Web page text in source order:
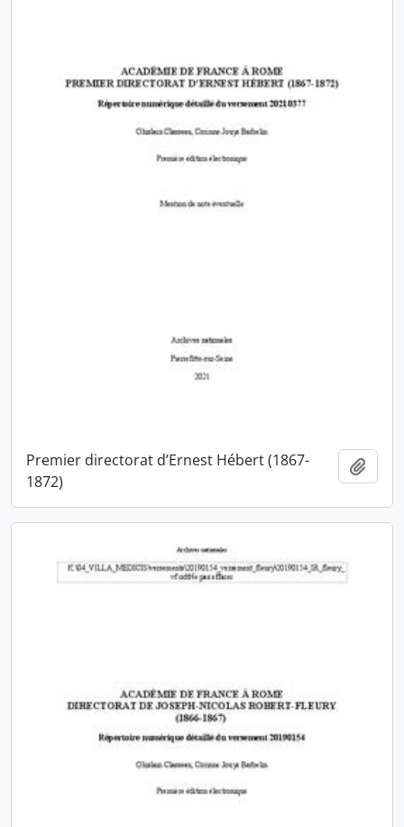
Premier directorat d’Ernest Hébert (1867-
1872)